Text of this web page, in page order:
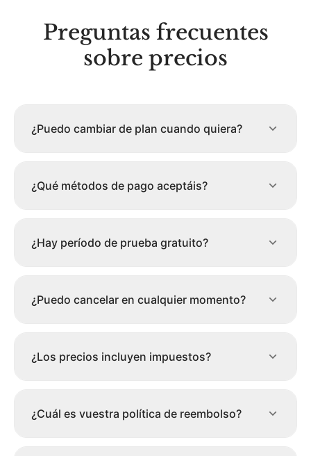
Preguntas frecuentes
sobre precios
¿Puedo cambiar de plan cuando quiera?
¿Qué métodos de pago aceptáis?
¿Hay período de prueba gratuito?
¿Puedo cancelar en cualquier momento?
¿Los precios incluyen impuestos?
¿Cuál es vuestra política de reembolso?